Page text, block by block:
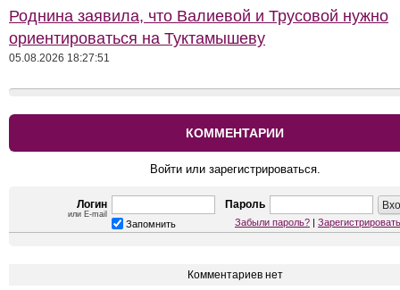
Роднина заявила, что Валиевой и Трусовой нужно
ориентироваться на Туктамышеву
05.08.2026 18:27:51
КОММЕНТАРИИ
Войти или зарегистрироваться.
Логин
или E-mail
Пароль
Запомнить Забыли пароль? |
Комментариев нет